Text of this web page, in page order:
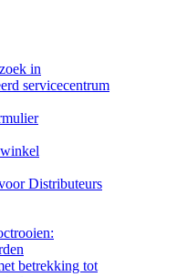
in
servicecentrum
Distributeurs
betrekking tot